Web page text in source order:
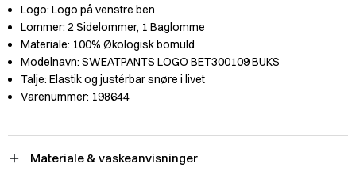
Logo: Logo på venstre ben
Lommer: 2 Sidelommer, 1 Baglomme
Materiale: 100% Økologisk bomuld
Modelnavn: SWEATPANTS LOGO BET300109 BUKS
Talje: Elastik og justérbar snøre i livet
Varenummer: 198644
Materiale & vaskeanvisninger